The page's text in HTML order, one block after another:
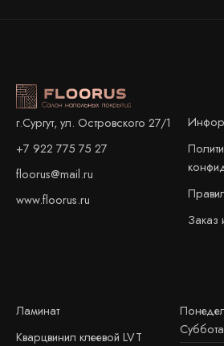
г.Сургут, ул. Островского 27/1
+7 922 775 75 27
floorus@mail.ru
www.floorus.ru
Заказ
Ламинат
Кварцвинил клеевой LVT
Суббота